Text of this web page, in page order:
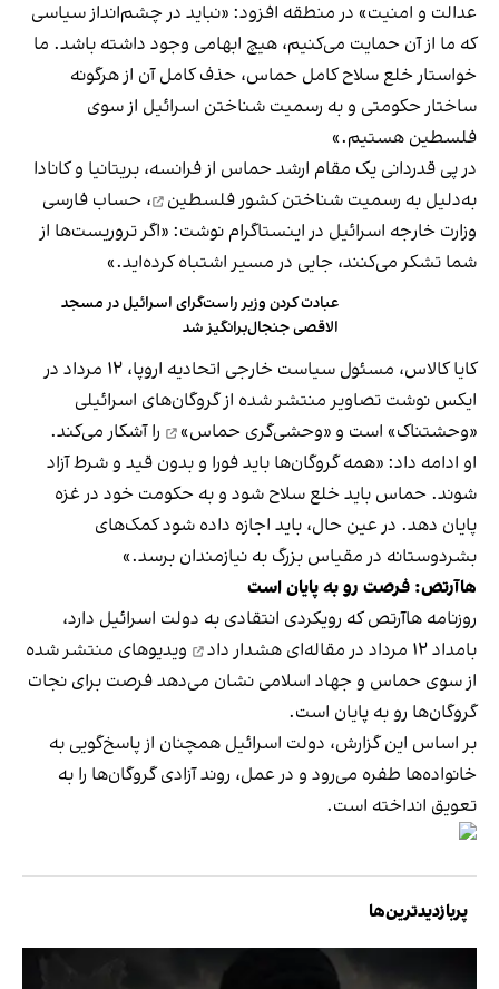
عدالت و امنیت» در منطقه افزود: «نباید در چشم‌انداز سیاسی‌
که ما از آن حمایت می‌کنیم، هیچ ابهامی وجود داشته باشد. ما
خواستار خلع سلاح کامل حماس، حذف کامل آن از هرگونه
ساختار حکومتی و به‌ رسمیت شناختن اسرائیل از سوی
فلسطین هستیم.»
در پی قدردانی یک مقام ارشد حماس از فرانسه، بریتانیا و کانادا
به‌دلیل به رسمیت شناختن کشور فلسطین
، حساب فارسی
وزارت خارجه اسرائیل در اینستاگرام نوشت: «اگر تروریست‌ها از
شما تشکر می‌کنند، جایی در مسیر اشتباه کرده‌اید.»
عبادت کردن وزیر راست‌گرای اسرائیل در مسجد
الاقصی جنجال‌برانگیز شد
کایا کالاس، مسئول سیاست خارجی اتحادیه اروپا، ۱۲ مرداد در
ایکس نوشت تصاویر منتشر شده از گروگان‌های اسرائیلی
«وحشتناک» است و«وحشی‌گری حماس»
را آشکار می‌کند.
او ادامه داد: «همه گروگان‌ها باید فورا و بدون قید و شرط آزاد
شوند. حماس باید خلع سلاح شود و به حکومت خود در غزه
پایان دهد. در عین حال، باید اجازه داده شود کمک‌های
بشردوستانه در مقیاس بزرگ به نیازمندان برسد.»
هاآرتص: فرصت رو به پایان است
روزنامه هاآرتص که رویکردی انتقادی به دولت اسرائیل دارد،
بامداد ۱۲ مرداد در مقاله‌ای
هشدار داد
ویدیوهای منتشر شده
از سوی حماس و جهاد اسلامی نشان می‌دهد فرصت برای نجات
گروگان‌ها رو به پایان است.
بر اساس این گزارش، دولت اسرائیل همچنان از پاسخ‌گویی به
خانواده‌ها طفره می‌رود و در عمل، روند آزادی گروگان‌ها را به
تعویق انداخته است.
پربازدیدترین‌ها